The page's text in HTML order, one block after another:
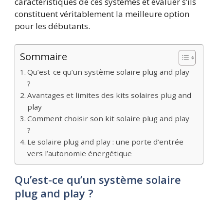
constituent véritablement la meilleure option
pour les débutants.
Sommaire
Qu’est-ce qu’un système solaire plug and play
?
Avantages et limites des kits solaires plug and
play
Comment choisir son kit solaire plug and play
?
Le solaire plug and play : une porte d’entrée
vers l’autonomie énergétique
Qu’est-ce qu’un système solaire
plug and play ?